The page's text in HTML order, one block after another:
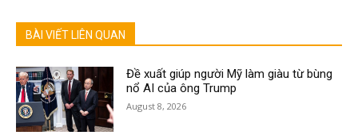
BÀI VIẾT LIÊN QUAN
Đề xuất giúp người Mỹ làm giàu từ bùng
nổ AI của ông Trump
August 8, 2026